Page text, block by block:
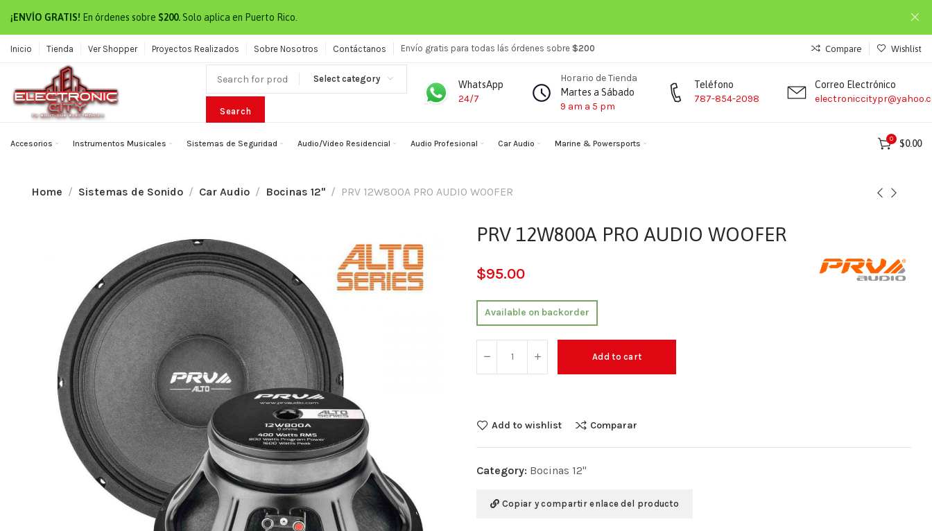
¡ENVÍO GRATIS! En órdenes sobre $200. Solo aplica en Puerto Rico.
Inicio Tienda Ver Shopper Proyectos Realizados Sobre Nosotros Contáctanos Envío gratis para todas lás órdenes sobre $200 Compare Wishlist
Select category
Search
WhatsApp
24/7
Horario de Tienda
Martes a Sábado
9 am a 5 pm
Teléfono
787-854-2098
Correo Electrónico
Accesorios Instrumentos Musicales Sistemas de Seguridad Audio/Video Residencial Audio Profesional Car Audio Marine & Powersports 0 $0.00
Home Sistemas de Sonido Car Audio Bocinas 12" PRV 12W800A PRO AUDIO WOOFER
PRV 12W800A PRO AUDIO WOOFER
$95.00
Available on backorder
Add to cart
Add to wishlist Comparar
Category: Bocinas 12"
Copiar y compartir enlace del producto